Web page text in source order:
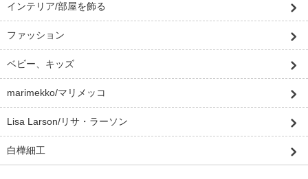
インテリア/部屋を飾る
ファッション
ベビー、キッズ
marimekko/マリメッコ
Lisa Larson/リサ・ラーソン
白樺細工